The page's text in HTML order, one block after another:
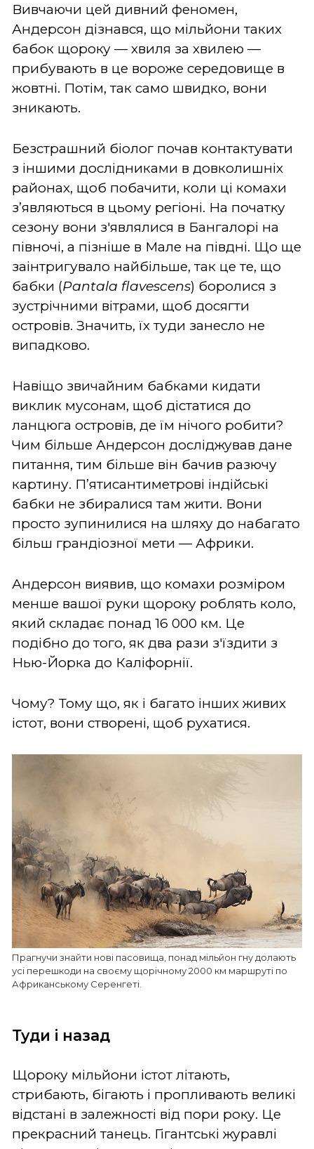
Вивчаючи цей дивний феномен,
Андерсон дізнався, що мільйони таких
бабок щороку — хвиля за хвилею —
прибувають в це вороже середовище в
жовтні. Потім, так само швидко, вони
зникають.
Безстрашний біолог почав контактувати
з іншими дослідниками в довколишніх
районах, щоб побачити, коли ці комахи
з’являються в цьому регіоні. На початку
сезону вони з'являлися в Бангалорі на
півночі, а пізніше в Мале на півдні. Що ще
заінтригувало найбільше, так це те, що
бабки (Pantala flavescens) боролися з
зустрічними вітрами, щоб досягти
островів. Значить, їх туди занесло не
випадково.
Навіщо звичайним бабками кидати
виклик мусонам, щоб дістатися до
ланцюга островів, де їм нічого робити?
Чим більше Андерсон досліджував дане
питання, тим більше він бачив разючу
картину. П’ятисантиметрові індійські
бабки не збиралися там жити. Вони
просто зупинилися на шляху до набагато
більш грандіозної мети — Африки.
Андерсон виявив, що комахи розміром
менше вашої руки щороку роблять коло,
який складає понад 16 000 км. Це
подібно до того, як два рази з'їздити з
Нью-Йорка до Каліфорнії.
Чому? Тому що, як і багато інших живих
істот, вони створені, щоб рухатися.
Прагнучи знайти нові пасовища, понад мільйон гну долають
усі перешкоди на своєму щорічному 2000 км маршруті по
Африканському Серенгеті.
Туди і назад
Щороку мільйони істот літають,
стрибають, бігають і пропливають великі
відстані в залежності від пори року. Це
прекрасний танець. Гігантські журавлі